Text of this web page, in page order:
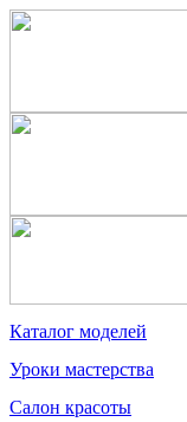
Каталог моделей
Уроки мастерства
Салон красоты